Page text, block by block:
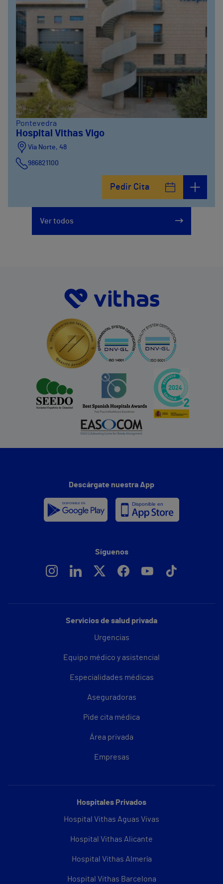
Pontevedra
Hospital Vithas Vigo
Vía Norte, 48
986821100
Pedir Cita
Ver todos
Servicios de salud privada
Urgencias
Equipo médico y asistencial
Especialidades médicas
Aseguradoras
Pide cita médica
Área privada
Empresas
Hospitales Privados
Hospital Vithas Aguas Vivas
Hospital Vithas Alicante
Hospital Vithas Almería
Hospital Vithas Barcelona
Descárgate nuestra App
Síguenos